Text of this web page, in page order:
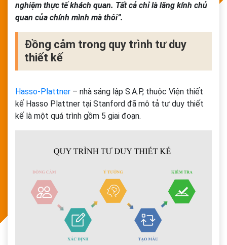
nghiệm thực tế khách quan. Tất cả chỉ là lăng kính chủ
quan của chính mình mà thôi”.
Đồng cảm trong quy trình tư duy
thiết kế
Hasso-Plattner – nhà sáng lập S.A.P, thuộc Viện thiết
kế Hasso Plattner tại Stanford đã mô tả tư duy thiết
kế là một quá trình gồm 5 giai đoạn.